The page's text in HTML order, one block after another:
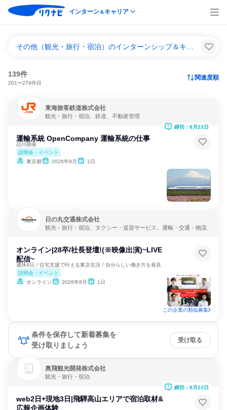
インターン＆キャリア
139件
201〜279件目
関連度順
東海旅客鉄道株式会社
観光・旅行・宿泊、鉄道、不動産管理
運輸系統 OpenCompany 運輸系統の仕事
品川開催
説明会・イベント
東京都
2026年9月 1日
締切：8月23日
日の丸交通株式会社
観光・旅行・宿泊、タクシー・送迎サービス、運輸・交通・物流
オンライン|28卒/社長登壇!(※映像出演)~LIVE
配信~
週休4日／住宅支援で叶える東京生活！自分らしい働き方を発見
説明会・イベント
オンライン
2026年8月 1日
この企業の類似募集
条件を保存して新着募集を
受け取りましょう
受け取る
奥飛観光開発株式会社
観光・旅行・宿泊
web2日+現地3日|飛騨高山エリアで宿泊取材&
広報企画体験
締切：8月23日